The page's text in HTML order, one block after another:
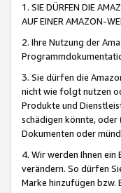
1. SIE DÜRFEN DIE
AUF EINER AMAZON-
2. Ihre Nutzung der
3. Sie dürfen die
nicht wie folgt nutzen
Produkte und
schädigen könnte, oder
Dokumenten oder
4. Wir werden Ihnen
verändern. So dürfen
Marke hinzufügen bzw.